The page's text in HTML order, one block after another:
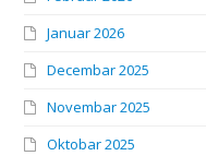
Januar 2026
Decembar 2025
Novembar 2025
Oktobar 2025